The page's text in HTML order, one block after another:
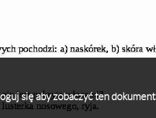
się aby zobaczyć ten dokument